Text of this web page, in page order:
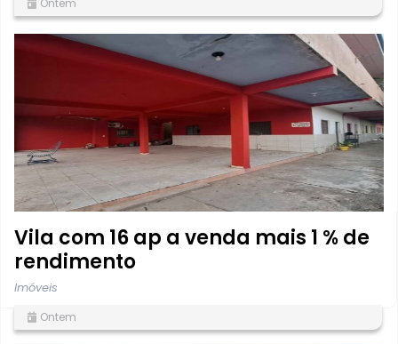
Vila com 16 ap a venda mais 1 % de
rendimento
Imóveis
Ontem